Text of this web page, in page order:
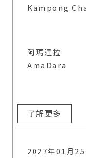
Kampong
阿瑪達拉
AmaDara
了解更多
2027年01月